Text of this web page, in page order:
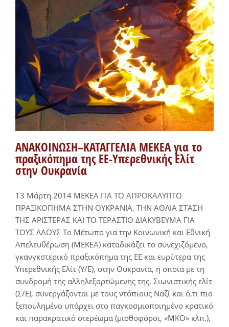
ΑΝΑΚΟΙΝΩΣΗ–ΚΑΤΑΓΓΕΛΙΑ ΜΕΚΕΑ για το
πραξικόπημα της ΕΕ-Υπερεθνικής Ελίτ
στην Ουκρανία
13 Μάρτη 2014 ΜΕΚΕΑ ΓΙΑ ΤΟ ΑΠΡΟΚΑΛΥΠΤΟ
ΠΡΑΞΙΚΟΠΗΜΑ ΣΤΗΝ ΟΥΚΡΑΝΙΑ, ΤΗΝ ΑΘΛΙΑ ΣΤΑΣΗ
ΤΗΣ ΑΡΙΣΤΕΡΑΣ ΚΑΙ ΤΟ ΤΕΡΑΣΤΙΟ ΔΙΑΚΥΒΕΥΜΑ ΓΙΑ
ΤΟΥΣ ΛΑΟΥΣ Το Μέτωπο για την Κοινωνική και Εθνική
Απελευθέρωση (ΜΕΚΕΑ) καταδικάζει το συνεχιζόμενο,
γκανγκστερικό πραξικόπημα της ΕΕ και ευρύτερα της
Υπερεθνικής Ελίτ (Υ/Ε), στην Ουκρανία, η οποία με τη
συνδρομή της αλληλεξαρτώμενης της, Σιωνιστικής ελίτ
(Σ/Ε), συνεργάζονται με τους ντόπιους Ναζί και ό,τι πιο
ξεπουλημένο υπάρχει στο παγκοσμιοποιημένο κρατικό
και παρακρατικό στερέωμα (μισθοφόροι, «ΜΚΟ» κλπ.),